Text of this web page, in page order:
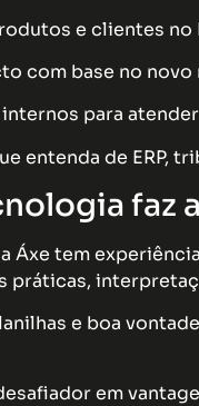
e clientes no
com base no
para
entenda de ERP,
faz
a Áxe tem
e boa
em